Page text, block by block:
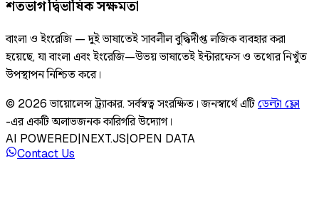
শতভাগ দ্বিভাষিক সক্ষমতা
বাংলা ও ইংরেজি — দুই ভাষাতেই সাবলীল বুদ্ধিদীপ্ত লজিক ব্যবহার করা
হয়েছে, যা বাংলা এবং ইংরেজি—উভয় ভাষাতেই ইন্টারফেস ও তথ্যের নিখুঁত
উপস্থাপন নিশ্চিত করে।
© 2026 ভায়োলেন্স ট্র্যাকার.সর্বস্বত্ব সংরক্ষিত। জনস্বার্থে এটিডেল্টা ফ্লো
-এর একটি অলাভজনক কারিগরি উদ্যোগ।
AI POWERED|NEXT.JS|OPEN DATA
Contact Us